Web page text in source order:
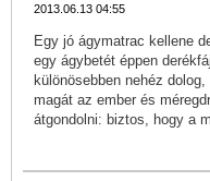
2013.06.13 04:55
Egy jó ágymatrac kellene
egy ágybetét éppen
különösebben nehéz
magát az ember és
átgondolni: biztos, hogy a